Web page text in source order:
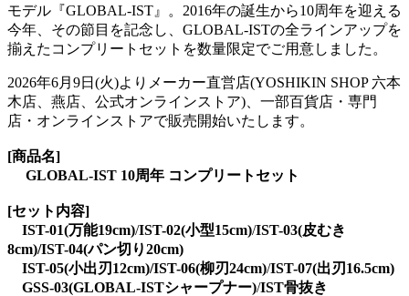
モデル『GLOBAL-IST』。2016年の誕生から10周年を迎える
今年、その節目を記念し、GLOBAL-ISTの全ラインアップを
揃えたコンプリートセットを数量限定でご用意しました。
2026年6月9日(火)よりメーカー直営店(YOSHIKIN SHOP 六本
木店、燕店、公式オンラインストア)、一部百貨店・専門
店・オンラインストアで販売開始いたします。
[商品名]
GLOBAL-IST 10周年 コンプリートセット
[セット内容]
IST-01(万能19cm)/IST-02(小型15cm)/IST-03(皮むき
8cm)/IST-04(パン切り20cm)
IST-05(小出刃12cm)/IST-06(柳刃24cm)/IST-07(出刃16.5cm)
GSS-03(GLOBAL-ISTシャープナー)/IST骨抜き